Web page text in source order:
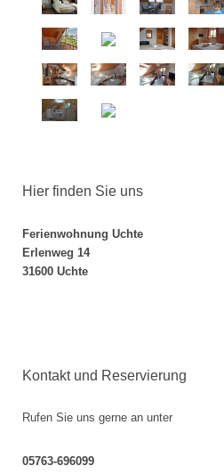
Hier finden Sie uns
Ferienwohnung Uchte
Erlenweg 14
31600 Uchte
Kontakt und Reservierung
Rufen Sie uns gerne an unter
05763-696099